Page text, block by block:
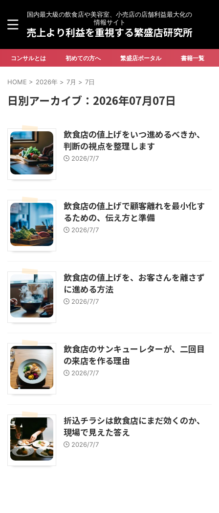
国内最大級の飲食店や美容室、小売店の店舗利益最大化の
情報サイト
売上より利益を重視する繁盛店研究所
コンサルとは 初めての方へ 繁盛店ポータル 書籍一覧
HOME > 2026年 > 7月 > 7日
日別アーカイブ：2026年07月07日
飲食店の値上げをいつ進めるべきか、
判断の視点を整理します
2026/7/7
飲食店の値上げで顧客離れを最小化す
るための、伝え方と準備
2026/7/7
飲食店の値上げを、お客さんを離さず
に進める方法
2026/7/7
飲食店のサンキューレターが、二回目
の来店を作る理由
2026/7/7
折込チラシは飲食店にまだ効くのか、
現場で見えた答え
2026/7/7